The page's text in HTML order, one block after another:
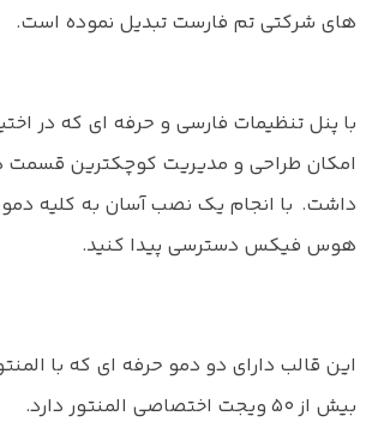
های شرکتی تم فارست تبدیل نموده است.
با پنل تنظیمات فارسی و حرفه ای که در
امکان طراحی و مدیریت کوچکترین قسمت
داشت. با انجام یک نصب آسان به کلیه
هوس فیکس دسترسی پیدا کنید.
این قالب دارای دو دمو حرفه ای که با
بیش از ۵۰ ویجت اختصاصی المنتور دارد.